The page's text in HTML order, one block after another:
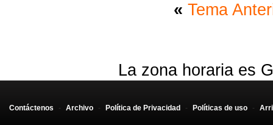
« Tema
La zona horaria es
Contáctenos - Archivo - Política de Privacidad - Políticas de uso -